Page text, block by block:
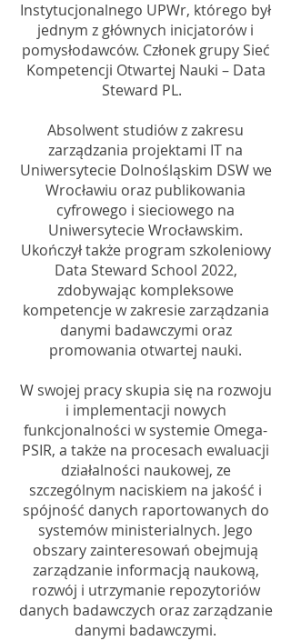
Instytucjonalnego UPWr, którego był
jednym z głównych inicjatorów i
pomysłodawców. Członek grupy Sieć
Kompetencji Otwartej Nauki – Data
Steward PL.
Absolwent studiów z zakresu
zarządzania projektami IT na
Uniwersytecie Dolnośląskim DSW we
Wrocławiu oraz publikowania
cyfrowego i sieciowego na
Uniwersytecie Wrocławskim.
Ukończył także program szkoleniowy
Data Steward School 2022,
zdobywając kompleksowe
kompetencje w zakresie zarządzania
danymi badawczymi oraz
promowania otwartej nauki.
W swojej pracy skupia się na rozwoju
i implementacji nowych
funkcjonalności w systemie Omega-
PSIR, a także na procesach ewaluacji
działalności naukowej, ze
szczególnym naciskiem na jakość i
spójność danych raportowanych do
systemów ministerialnych. Jego
obszary zainteresowań obejmują
zarządzanie informacją naukową,
rozwój i utrzymanie repozytoriów
danych badawczych oraz zarządzanie
danymi badawczymi.